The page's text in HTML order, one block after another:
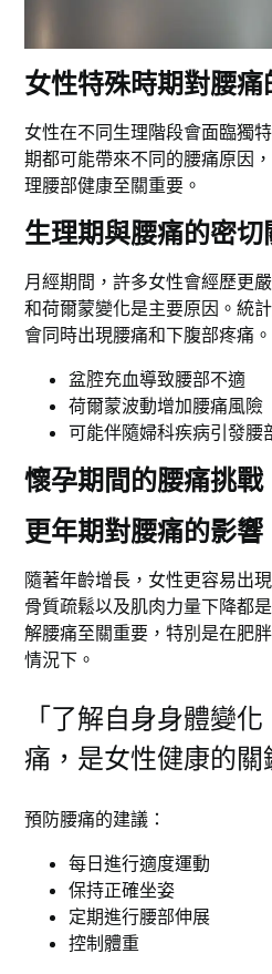
女性特殊時期對腰痛
女性在不同生理階段會面臨獨
期都可能帶來不同的腰痛原因
理腰部健康至關重要。
生理期與腰痛的密切
月經期間，許多女性會經歷更
和荷爾蒙變化是主要原因。統
會同時出現腰痛和下腹部疼痛。
盆腔充血導致腰部不適
荷爾蒙波動增加腰痛風險
可能伴隨婦科疾病引發腰
懷孕期間的腰痛挑戰
更年期對腰痛的影響
隨著年齡增長，女性更容易出
骨質疏鬆以及肌肉力量下降都
解腰痛至關重要，特別是在肥
情況下。
「了解自身身體變
痛，是女性健康的關
預防腰痛的建議：
每日進行適度運動
保持正確坐姿
定期進行腰部伸展
控制體重